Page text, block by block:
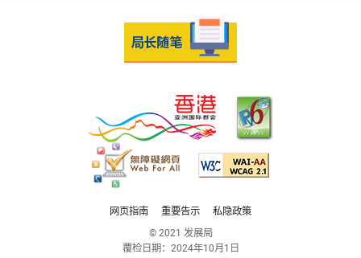
网页指南 重要告示
私隐政策
© 2021 发展局
覆检日期： 2024年10月1日